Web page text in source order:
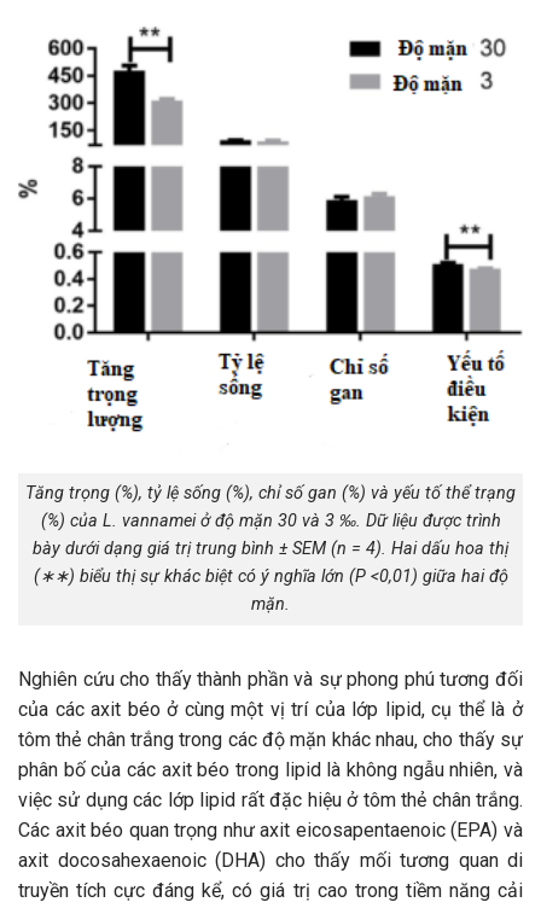
Tăng trọng (%), tỷ lệ sống (%), chỉ số gan (%) và yếu tố thể trạng
(%) của L. vannamei ở độ mặn 30 và 3 ‰. Dữ liệu được trình
bày dưới dạng giá trị trung bình ± SEM (n = 4). Hai dấu hoa thị
(∗∗) biểu thị sự khác biệt có ý nghĩa lớn (P <0,01) giữa hai độ
mặn.
Nghiên cứu cho thấy thành phần và sự phong phú tương đối
của các axit béo ở cùng một vị trí của lớp lipid, cụ thể là ở
tôm thẻ chân trắng trong các độ mặn khác nhau, cho thấy sự
phân bố của các axit béo trong lipid là không ngẫu nhiên, và
việc sử dụng các lớp lipid rất đặc hiệu ở tôm thẻ chân trắng.
Các axit béo quan trọng như axit eicosapentaenoic (EPA) và
axit docosahexaenoic (DHA) cho thấy mối tương quan di
truyền tích cực đáng kể, có giá trị cao trong tiềm năng cải